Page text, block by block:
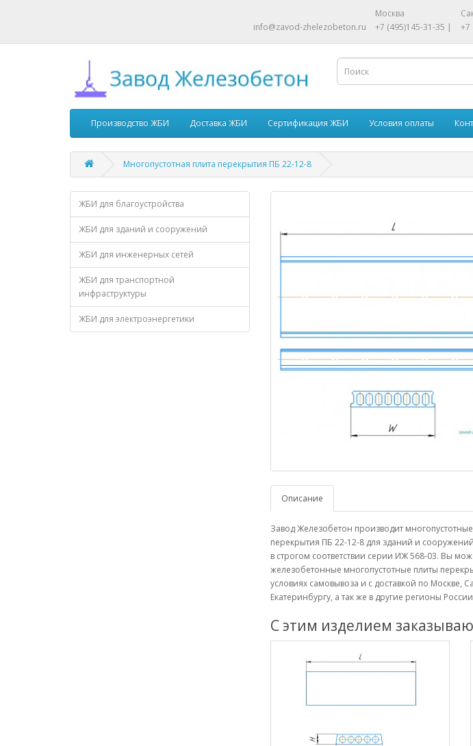
info@zavod-zhelezobeton.ru
Москва
+7 (495)145-31-35 |
+7
Производство ЖБИ Доставка ЖБИ Сертификация ЖБИ Условия оплаты
Многопустотная плита перекрытия ПБ 22-12-8
ЖБИ для благоустройства
ЖБИ для зданий и сооружений
ЖБИ для инженерных сетей
ЖБИ для транспортной
инфраструктуры
ЖБИ для электроэнергетики
Описание
Завод Железобетон производит
перекрытия ПБ 22-12-8 для зданий и
в строгом соответствии серии ИЖ 568-03. Вы
железобетонные многопустотные плиты
условиях самовывоза и с доставкой по Москве,
Екатеринбургу, а так же в другие регионы
С этим изделием